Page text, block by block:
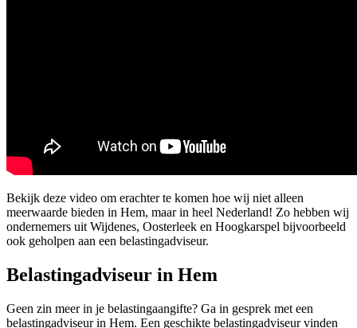
Bekijk deze video om erachter te komen hoe wij niet alleen
meerwaarde bieden in Hem, maar in heel Nederland! Zo hebben wij
ondernemers uit Wijdenes, Oosterleek en Hoogkarspel bijvoorbeeld
ook geholpen aan een belastingadviseur.
Belastingadviseur in Hem
Geen zin meer in je belastingaangifte? Ga in gesprek met een
belastingadviseur in Hem. Een geschikte belastingadviseur vinden